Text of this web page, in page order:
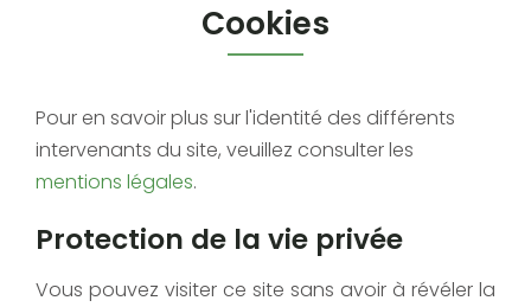
Cookies
Pour en savoir plus sur l'identité des différents
intervenants du site, veuillez consulter les
mentions légales.
Protection de la vie privée
Vous pouvez visiter ce site sans avoir à révéler la